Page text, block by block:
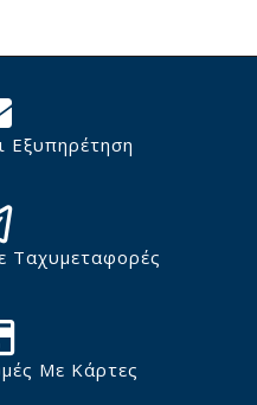
Εξυπηρέτηση
Ταχυμεταφορές
Με Κάρτες